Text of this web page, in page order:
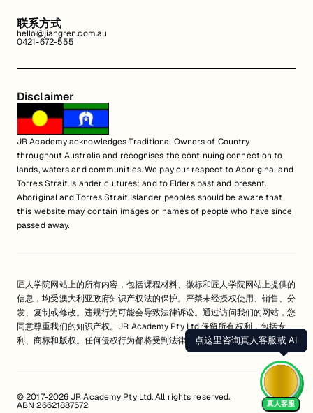
联系方式
hello@jiangren.com.au
0421-672-555
Disclaimer
JR Academy acknowledges Traditional Owners of Country
throughout Australia and recognises the continuing connection to
lands, waters and communities. We pay our respect to Aboriginal and
Torres Strait Islander cultures; and to Elders past and present.
Aboriginal and Torres Strait Islander peoples should be aware that
this website may contain images or names of people who have since
passed away.
匠人学院网站上的所有内容，包括课程材料、徽标和匠人学院网站上提供的
信息，均受澳大利亚政府知识产权法的保护。严禁未经授权使用、销售、分
发、复制或修改。违规行为可能会导致法律诉讼。通过访问我们的网站，您
同意尊重我们的知识产权。JR Academy Pty Ltd 保留所有权利，包括专
利、商标和版权。任何侵权行为都将受到法律追究。查看用户协议
© 2017-2026 JR Academy Pty Ltd. All rights reserved.
ABN 26621887572
点这里咨询真人客服或 AI
真人客服